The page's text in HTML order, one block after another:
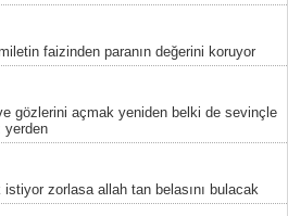
faizinden paranın değerini koruyor
gözlerini açmak yeniden belki de sevinçle
yerden
zorlasa allah tan belasını bulacak